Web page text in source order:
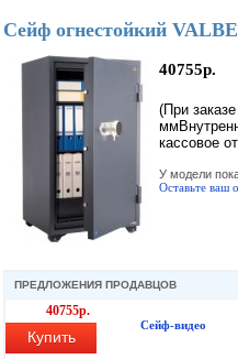
Сейф огнестойкий
40755р.
(При
кассовое
У модели
Оставьте ваш
ПРЕДЛОЖЕНИЯ ПРОДАВЦОВ
40755р.
Купить
Сейф-видео